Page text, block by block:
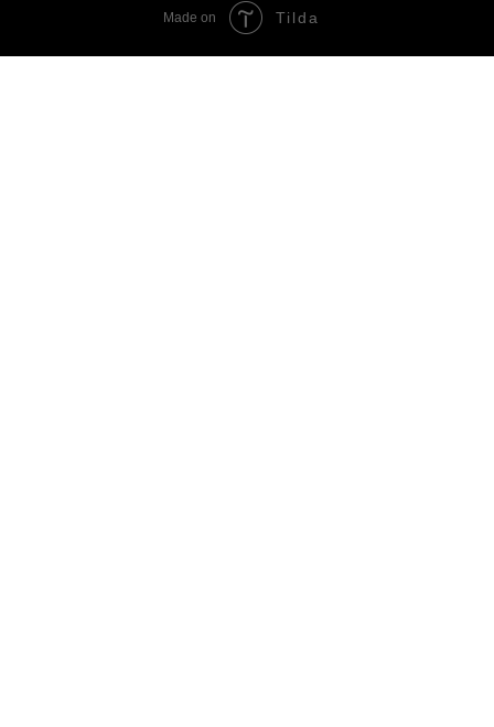
Made on Tilda